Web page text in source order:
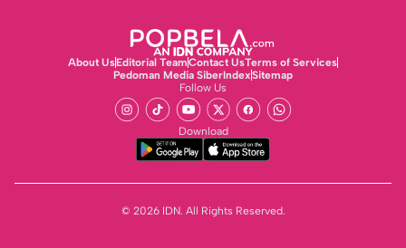
About UsEditorial TeamContact UsTerms of Services
Pedoman Media SiberIndexSitemap
Follow Us
Download
© 2026 IDN. All Rights Reserved.